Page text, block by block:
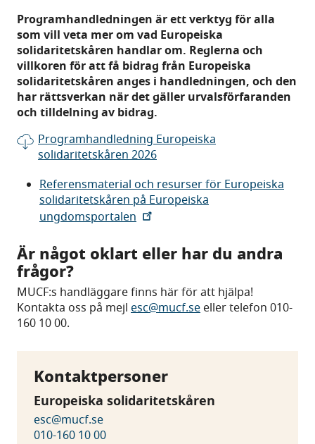
Kontaktpersoner
Europeiska solidaritetskåren
esc@mucf.se
010-160 10 00
Programhandledningen är ett verktyg för alla
som vill veta mer om vad Europeiska
solidaritetskåren handlar om. Reglerna och
villkoren för att få bidrag från Europeiska
solidaritetskåren anges i handledningen, och den
har rättsverkan när det gäller urvalsförfaranden
och tilldelning av bidrag.
Programhandledning Europeiska
solidaritetskåren 2026
Referensmaterial och resurser för Europeiska
solidaritetskåren på Europeiska
ungdomsportalen
Är något oklart eller har du andra
frågor?
MUCF:s handläggare finns här för att hjälpa!
Kontakta oss på mejl esc@mucf.se eller telefon 010-
160 10 00.